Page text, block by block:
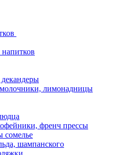
лимонадницы
френч прессы
сомелье
шампанского